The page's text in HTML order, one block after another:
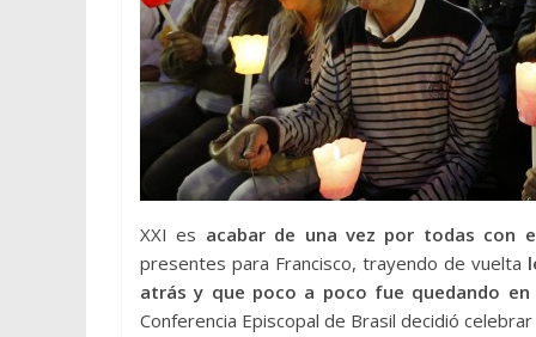
XXI es acabar de una vez por todas con
presentes para Francisco, trayendo de vuelta
atrás y que poco a poco fue quedando
Conferencia Episcopal de Brasil decidió